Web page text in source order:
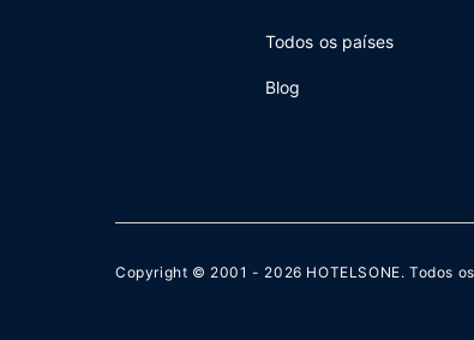
Todos os países
Blog
Copyright © 2001 - 2026 HOTELSONE. Todos